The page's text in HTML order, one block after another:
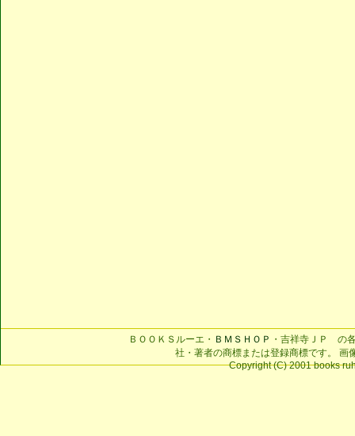
ＢＯＯＫＳルーエ・ ＢＭＳＨＯＰ ・吉祥寺ＪＰ の
社・著者の商標または登録商標です。 画
Copyright (C) 2001 books